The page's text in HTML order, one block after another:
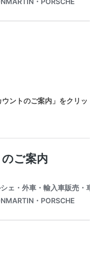
ントのご案内」をクリッ